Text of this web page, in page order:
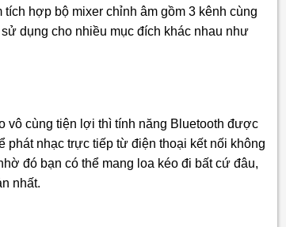
hợp bộ mixer chỉnh âm gồm 3 kênh cùng
dụng cho nhiều mục đích khác nhau như
vô cùng tiện lợi thì tính năng Bluetooth được
phát nhạc trực tiếp từ điện thoại kết nối không
đó bạn có thể mang loa kéo đi bất cứ đâu,
nhất.